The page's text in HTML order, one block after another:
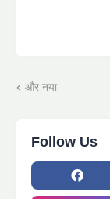
और नया
Follow Us